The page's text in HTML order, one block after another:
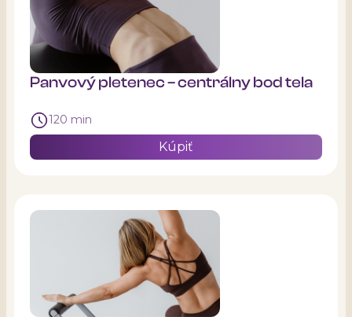
Panvový pletenec – centrálny bod tela
120 min
Kúpiť